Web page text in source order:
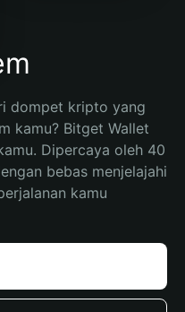
dompet kripto yang
kamu? Bitget Wallet
Dipercaya oleh 40
bebas menjelajahi
kamu